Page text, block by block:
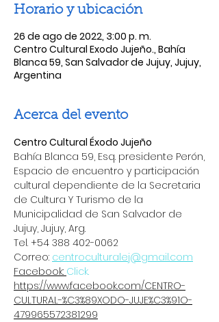
Horario y ubicación
26 de ago de 2022, 3:00 p. m.
Centro Cultural Exodo Jujeño., Bahía
Blanca 59, San Salvador de Jujuy, Jujuy,
Argentina
Acerca del evento
Centro Cultural Éxodo Jujeño
Bahía Blanca 59, Esq. presidente Perón,
Espacio de encuentro y participación
cultural dependiente de la Secretaria
de Cultura Y Turismo de la
Municipalidad de San Salvador de
Jujuy, Jujuy, Arg.
Tel. +54 388 402-0062
Correo: centroculturalej@gmail.com
Facebook: Click.
https://www.facebook.com/CENTRO-
CULTURAL-%C3%89XODO-JUJE%C3%91O-
479965572381299